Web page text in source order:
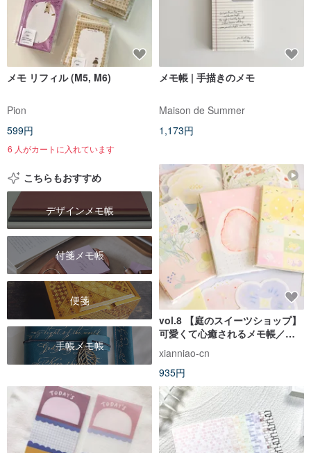
メモ リフィル (M5, M6)
Pion
599円
6 人がカートに入れています
メモ帳 | 手描きのメモ
Maison de Summer
1,173円
こちらもおすすめ
デザインメモ帳
付箋メモ帳
便箋
手帳メモ帳
vol.8 【庭のスイーツショップ】
可愛くて心癒されるメモ帳／塩
xianniao-cn
935円